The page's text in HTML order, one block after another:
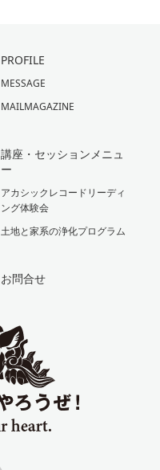
PROFILE
MESSAGE
MAILMAGAZINE
講座・セッションメニュ
ー
アカシックレコードリーディ
ング体験会
土地と家系の浄化プログラム
お問合せ